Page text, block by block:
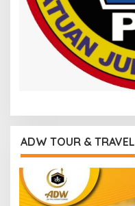
ADW TOUR & TRAVEL